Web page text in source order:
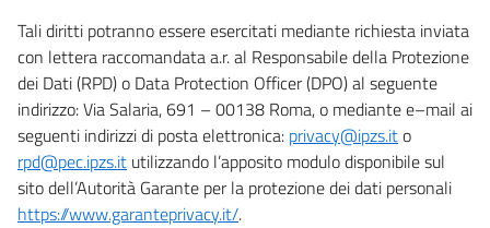
Tali diritti potranno essere esercitati mediante richiesta inviata
con lettera raccomandata a.r. al Responsabile della Protezione
dei Dati (RPD) o Data Protection Officer (DPO) al seguente
indirizzo: Via Salaria, 691 – 00138 Roma, o mediante e–mail ai
seguenti indirizzi di posta elettronica: privacy@ipzs.ito
rpd@pec.ipzs.it utilizzando l’apposito modulo disponibile sul
sito dell’Autorità Garante per la protezione dei dati personali
https://www.garanteprivacy.it/.